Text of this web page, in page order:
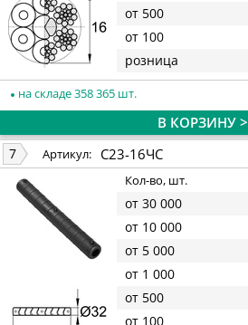
от 500
от 100
розница
на складе 358 365 шт.
В КОРЗИНУ >
7 Артикул: С23-16ЧС
Кол-во, шт.
от 30 000
от 10 000
от 5 000
от 1 000
от 500
от 100